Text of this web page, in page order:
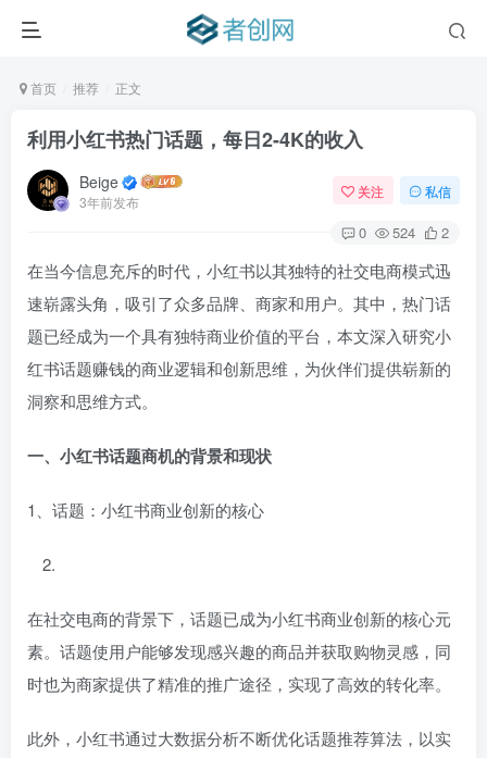
首页 推荐 正文
利用小红书热门话题，每日2-4K的收入
Beige
3年前发布
关注 私信
0 524 2
在当今信息充斥的时代，小红书以其独特的社交电商模式迅
速崭露头角，吸引了众多品牌、商家和用户。其中，热门话
题已经成为一个具有独特商业价值的平台，本文深入研究小
红书话题赚钱的商业逻辑和创新思维，为伙伴们提供崭新的
洞察和思维方式。
一、小红书话题商机的背景和现状
1、话题：小红书商业创新的核心
在社交电商的背景下，话题已成为小红书商业创新的核心元
素。话题使用户能够发现感兴趣的商品并获取购物灵感，同
时也为商家提供了精准的推广途径，实现了高效的转化率。
此外，小红书通过大数据分析不断优化话题推荐算法，以实